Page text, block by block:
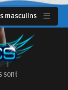
masculins
sont